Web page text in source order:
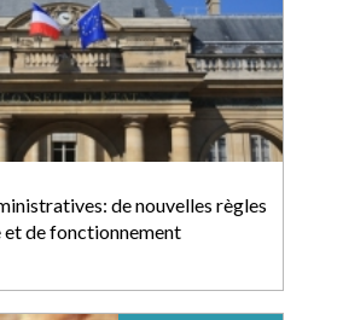
de nouvelles règles
et de fonctionnement